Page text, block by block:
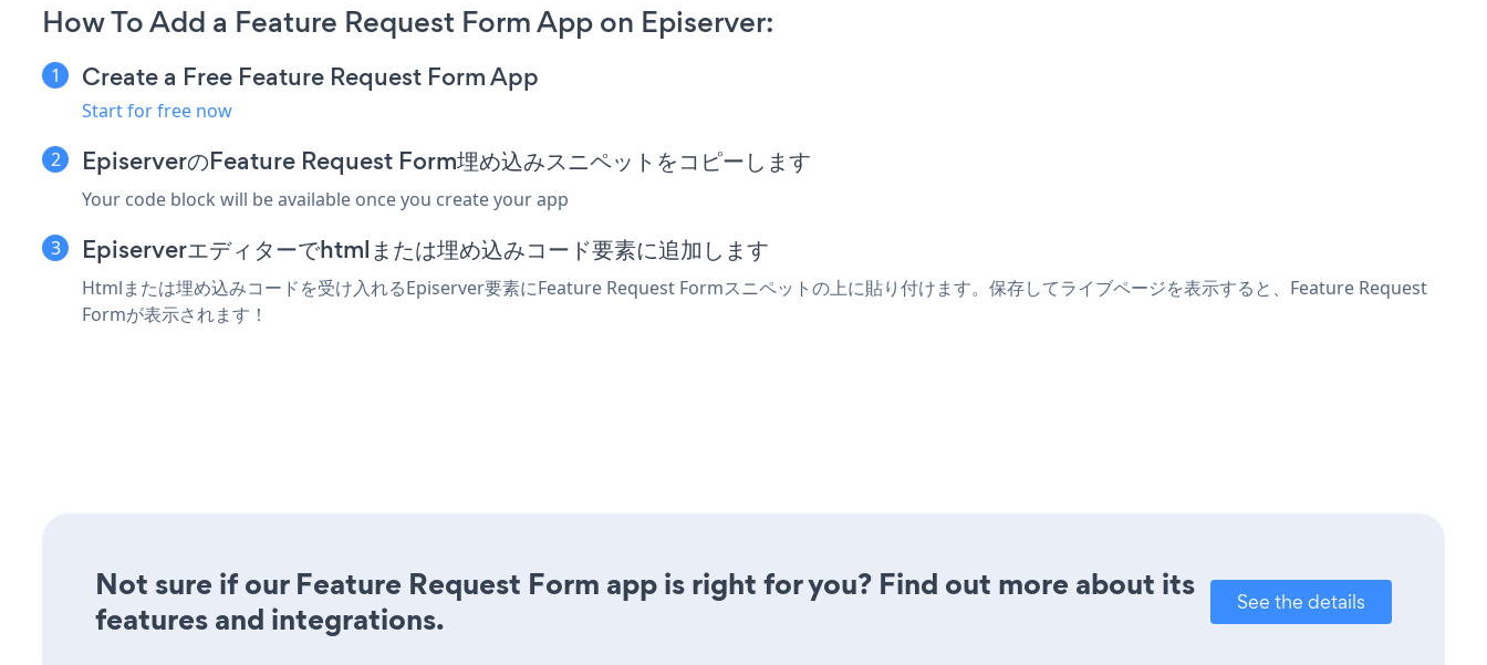
How To Add a Feature Request Form App on Episerver:
Create a Free Feature Request Form App
Start for free now
EpiserverのFeature Request Form埋め込みスニペットをコピーします
Your code block will be available once you create your app
Episerverエディターでhtmlまたは埋め込みコード要素に追加します
Htmlまたは埋め込みコードを受け入れるEpiserver要素にFeature Request Formスニペットの上に貼り付けます。保存してライブページを表示すると、Feature Request
Formが表示されます！
Not sure if our Feature Request Form app is right for you? Find out more about its
features and integrations.
See the details